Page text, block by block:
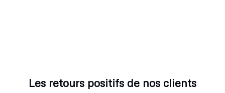
Les retours positifs de nos clients